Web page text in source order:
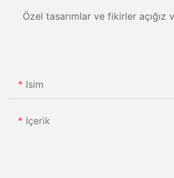
Özel tasarımlar ve fikirler
Isim
Içerik